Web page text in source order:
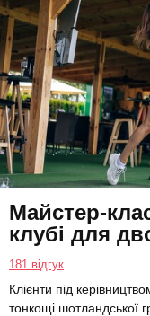
Майстер-
клубі для
181 відгук
Клієнти під
тонкощі шотландської